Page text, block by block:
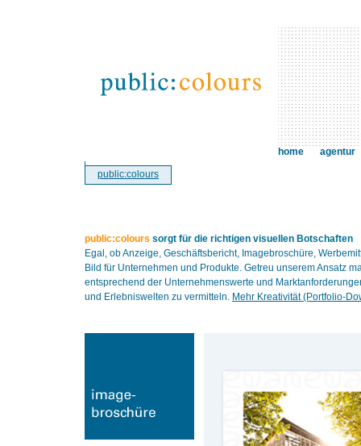
public:colours
home agentur
public:colours sorgt für die richtigen visuellen Botschaften
Egal, ob Anzeige, Geschäftsbericht, Imagebroschüre,
Bild für Unternehmen und Produkte. Getreu unserem Ansatz
entsprechend der Unternehmenswerte und
und Erlebniswelten zu vermitteln. Mehr Kreativität (Portfolio-